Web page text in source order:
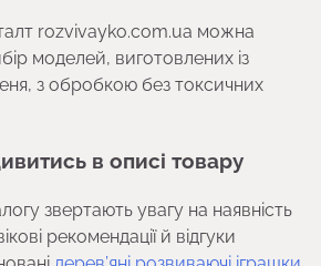
rozvivayko.com.ua можна
моделей, виготовлених із
з обробкою без токсичних
в описі товару
звертають увагу на наявність
рекомендації й відгуки